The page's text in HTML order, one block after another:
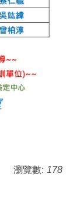
瀏覽數: 178